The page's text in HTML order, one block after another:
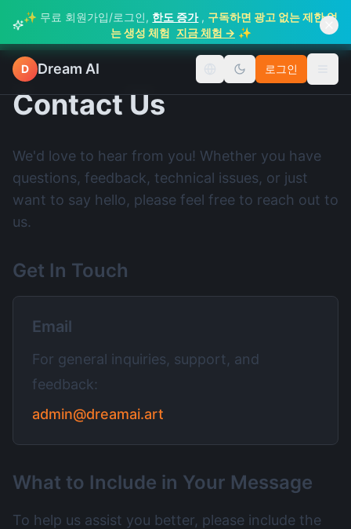
✨ 무료 회원가입/로그인, 한도 증가 , 구독하면 광고 없는 제한 없
는 생성 체험 지금 체험 → ✨
D Dream AI 언어 변경 로그인
Contact Us
We'd love to hear from you! Whether you have
questions, feedback, technical issues, or just
want to say hello, please feel free to reach out to
us.
Get In Touch
Email
For general inquiries, support, and
feedback:
admin@dreamai.art
What to Include in Your Message
To help us assist you better, please include the